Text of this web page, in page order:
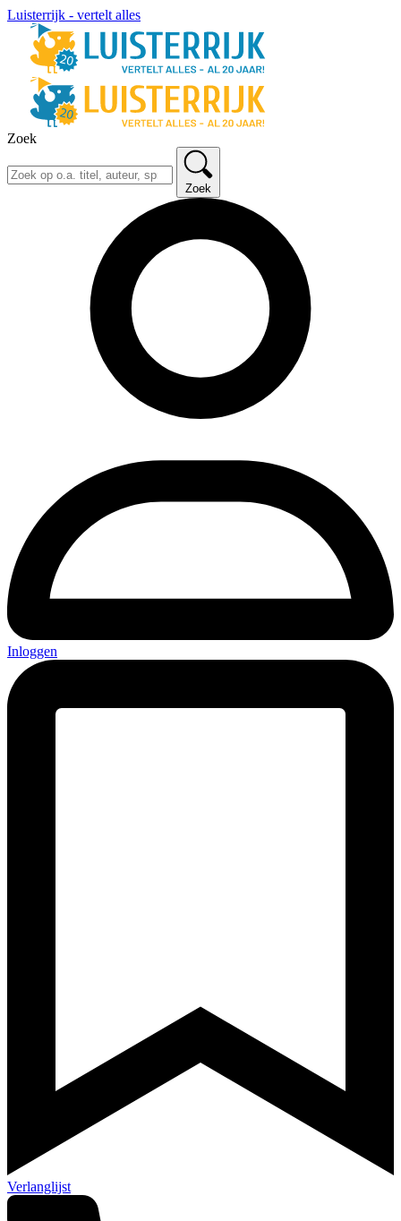
Luisterrijk - vertelt alles
Zoek
Zoek
Inloggen
Verlanglijst